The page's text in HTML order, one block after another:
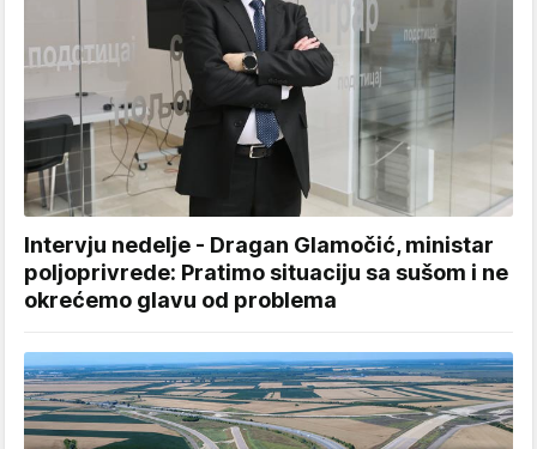
Intervju nedelje - Dragan Glamočić, ministar
poljoprivrede: Pratimo situaciju sa sušom i ne
okrećemo glavu od problema